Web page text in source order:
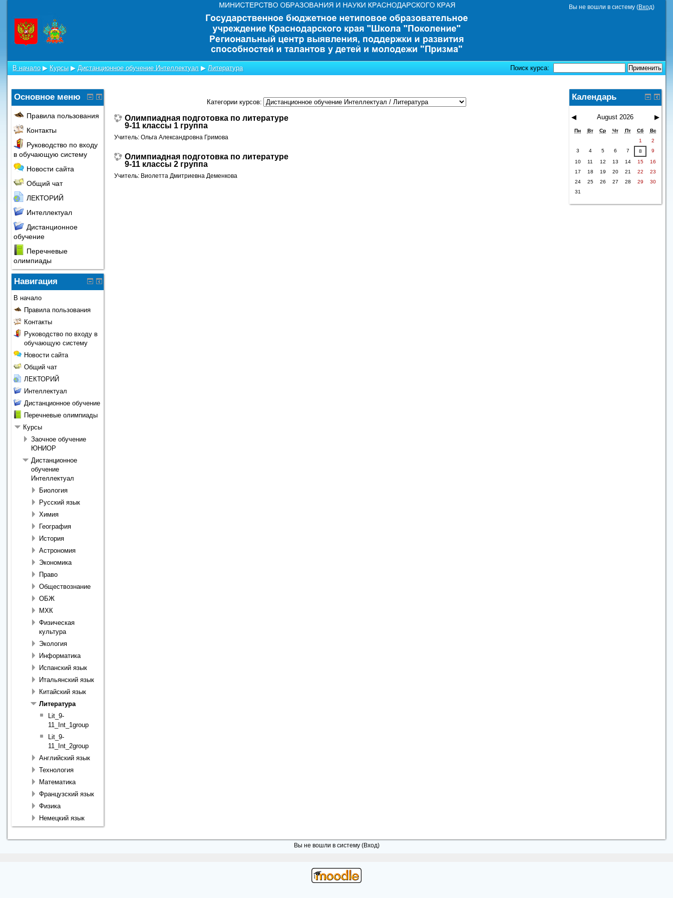
Вы не вошли в систему (Вход)
В начало ▶ Курсы ▶ Дистанционное обучение Интеллектуал ▶ Литература Поиск курса:
Категории курсов:
Олимпиадная подготовка по литературе
9-11 классы 1 группа
Учитель: Ольга Александровна Гримова
Олимпиадная подготовка по литературе
9-11 классы 2 группа
Учитель: Виолетта Дмитриевна Деменкова
Основное меню
Правила пользования
Контакты
Руководство по входу
в обучающую систему
Новости сайта
Общий чат
ЛЕКТОРИЙ
Интеллектуал
Дистанционное
обучение
Перечневые
олимпиады
Навигация
В начало
Правила пользования
Контакты
Руководство по входу в
обучающую систему
Новости сайта
Общий чат
ЛЕКТОРИЙ
Интеллектуал
Дистанционное обучение
Перечневые олимпиады
Курсы
Заочное обучение
ЮНИОР
Дистанционное
обучение
Интеллектуал
Биология
Русский язык
Химия
География
История
Астрономия
Экономика
Право
Обществознание
ОБЖ
МХК
Физическая
культура
Экология
Информатика
Испанский язык
Итальянский язык
Китайский язык
Литература
Lit_9-
11_Int_1group
Lit_9-
11_Int_2group
Английский язык
Технология
Математика
Французский язык
Физика
Немецкий язык
Календарь
◀ August 2026 ▶
Пн Вт Ср Чт Пт Сб
Вс
1
2
3
4 5 6 7 8
9
10
11 12 13 14 15
16
17
18 19 20 21 22
23
24
25 26 27 28 29
30
31
Вы не вошли в систему (Вход)